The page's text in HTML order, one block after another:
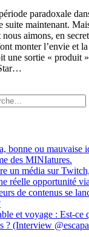
paradoxale
maintenant.
aimons, en
monter l’envie et
une sortie « produit
bonne ou mauvaise
des MINIatures.
un média sur
réelle opportunité
de contenus se
et voyage : Est-ce
? (Interview